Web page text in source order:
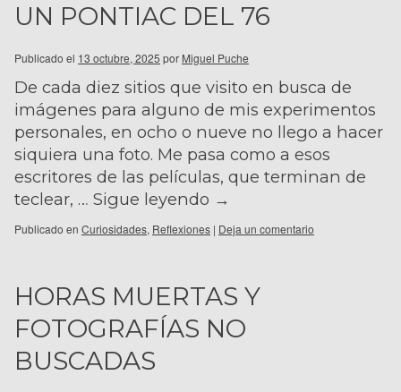
UN PONTIAC DEL 76
Publicado el 13 octubre, 2025 por Miguel Puche
De cada diez sitios que visito en busca de
imágenes para alguno de mis experimentos
personales, en ocho o nueve no llego a hacer
siquiera una foto. Me pasa como a esos
escritores de las películas, que terminan de
teclear, … Sigue leyendo →
Publicado en Curiosidades, Reflexiones | Deja un comentario
HORAS MUERTAS Y
FOTOGRAFÍAS NO
BUSCADAS